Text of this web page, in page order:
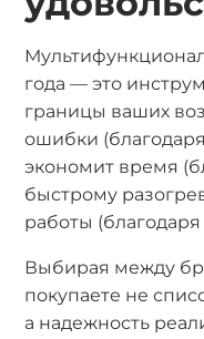
года — это
границы ваших
ошибки
экономит время
быстрому
работы
Выбирая между
покупаете не
а надежность